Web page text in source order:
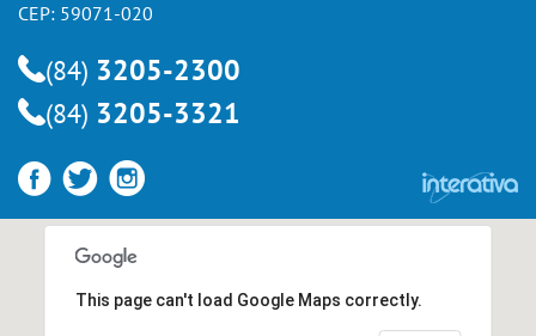
CEP: 59071-020
(84) 3205-2300
(84) 3205-3321
This page can't load Google Maps correctly.